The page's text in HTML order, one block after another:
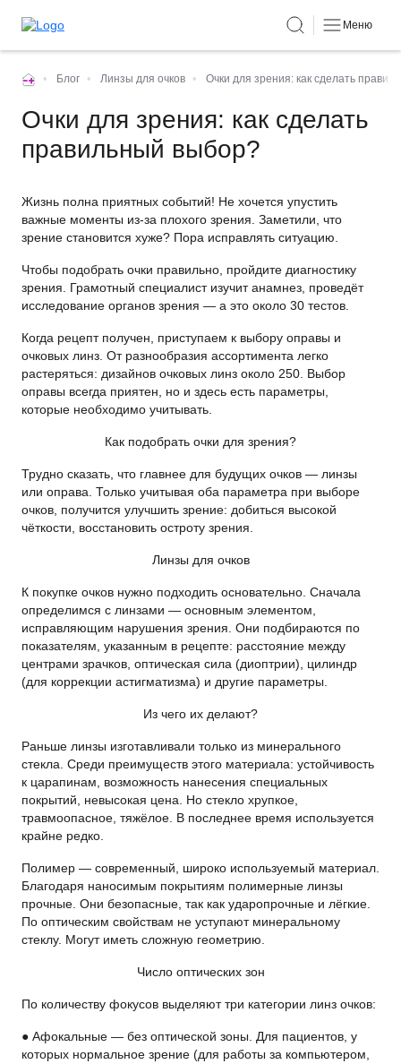
Меню
• Блог • Линзы для очков • Очки для зрения: как сделать
Очки для зрения: как сделать
правильный выбор?
Жизнь полна приятных событий! Не хочется упустить
важные моменты из-за плохого зрения. Заметили, что
зрение становится хуже? Пора исправлять ситуацию.
Чтобы подобрать очки правильно, пройдите диагностику
зрения. Грамотный специалист изучит анамнез, проведёт
исследование органов зрения — а это около 30 тестов.
Когда рецепт получен, приступаем к выбору оправы и
очковых линз. От разнообразия ассортимента легко
растеряться: дизайнов очковых линз около 250. Выбор
оправы всегда приятен, но и здесь есть параметры,
которые необходимо учитывать.
Как подобрать очки для зрения?
Трудно сказать, что главнее для будущих очков — линзы
или оправа. Только учитывая оба параметра при выборе
очков, получится улучшить зрение: добиться высокой
чёткости, восстановить остроту зрения.
Линзы для очков
К покупке очков нужно подходить основательно. Сначала
определимся с линзами — основным элементом,
исправляющим нарушения зрения. Они подбираются по
показателям, указанным в рецепте: расстояние между
центрами зрачков, оптическая сила (диоптрии), цилиндр
(для коррекции астигматизма) и другие параметры.
Из чего их делают?
Раньше линзы изготавливали только из минерального
стекла. Среди преимуществ этого материала: устойчивость
к царапинам, возможность нанесения специальных
покрытий, невысокая цена. Но стекло хрупкое,
травмоопасное, тяжёлое. В последнее время используется
крайне редко.
Полимер — современный, широко используемый материал.
Благодаря наносимым покрытиям полимерные линзы
прочные. Они безопасные, так как ударопрочные и лёгкие.
По оптическим свойствам не уступают минеральному
стеклу. Могут иметь сложную геометрию.
Число оптических зон
По количеству фокусов выделяют три категории линз очков:
● Афокальные — без оптической зоны. Для пациентов, у
которых нормальное зрение (для работы за компьютером,